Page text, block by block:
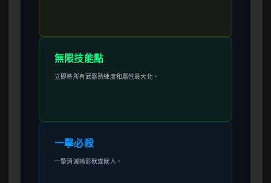
無限技能點
立即將所有武器熟練度和屬性最大化。
一擊必殺
一擊消滅暗影獸或獸人。